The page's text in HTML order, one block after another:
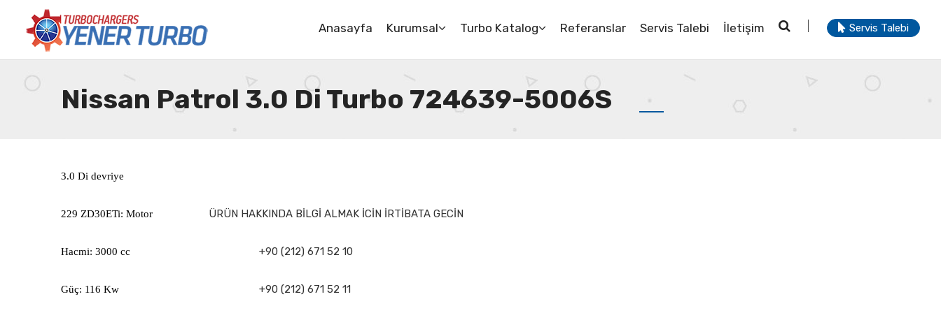
Anasayfa Kurumsal Turbo Katalog Referanslar Servis Talebi İletişim Servis Talebi
Nissan Patrol 3.0 Di Turbo 724639-5006S
3.0 Di devriye
229 ZD30ETi: Motor ÜRÜN HAKKINDA BİLGİ ALMAK İCİN İRTİBATA GECİN
Hacmi: 3000 cc +90 (212) 671 52 10
Güç: 116 Kw +90 (212) 671 52 11